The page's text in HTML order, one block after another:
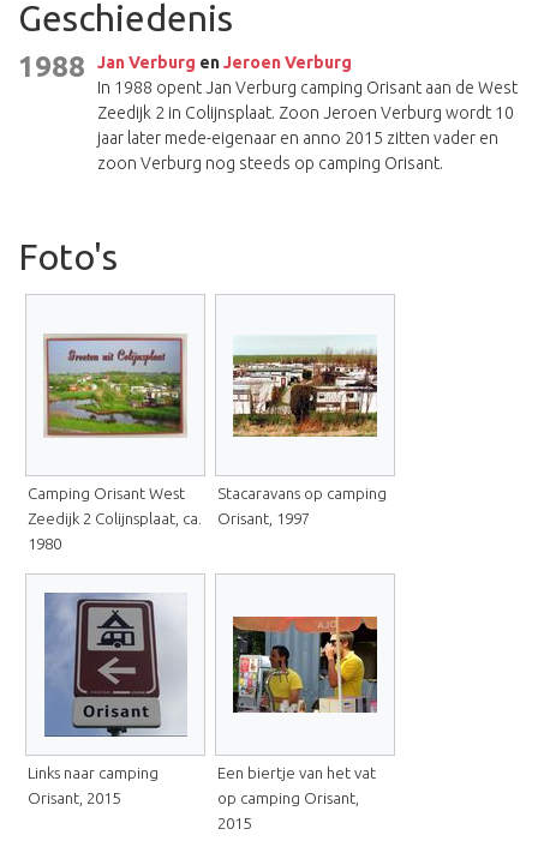
Geschiedenis
1988 Jan Verburg enJeroen Verburg
In 1988 opent Jan Verburg camping Orisant aan de West
Zeedijk 2 in Colijnsplaat. Zoon Jeroen Verburg wordt 10
jaar later mede-eigenaar en anno 2015 zitten vader en
zoon Verburg nog steeds op camping Orisant.
Foto's
Camping Orisant West
Zeedijk 2 Colijnsplaat, ca.
1980
Stacaravans op camping
Orisant, 1997
Links naar camping
Orisant, 2015
Een biertje van het vat
op camping Orisant,
2015